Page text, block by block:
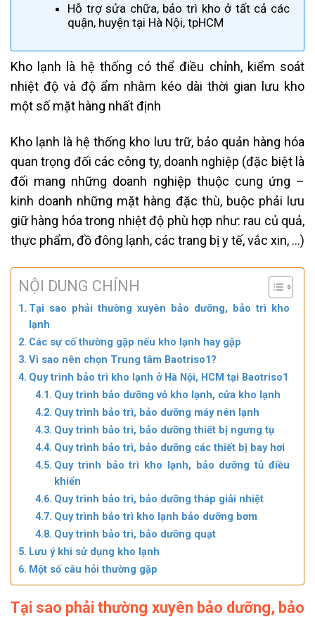
Hỗ trợ sửa chữa, bảo trì kho ở tất cả các
quận, huyện tại Hà Nội, tpHCM
Kho lạnh là hệ thống có thể điều chỉnh, kiểm soát
nhiệt độ và độ ẩm nhằm kéo dài thời gian lưu kho
một số mặt hàng nhất định
Kho lạnh là hệ thống kho lưu trữ, bảo quản hàng hóa
quan trọng đối các công ty, doanh nghiệp (đặc biệt là
đối mang những doanh nghiệp thuộc cung ứng –
kinh doanh những mặt hàng đặc thù, buộc phải lưu
giữ hàng hóa trong nhiệt độ phù hợp như: rau củ quả,
thực phẩm, đồ đông lạnh, các trang bị y tế, vắc xin, …)
NỘI DUNG CHÍNH
Tại sao phải thường xuyên bảo dưỡng, bảo trì kho
lạnh
Các sự cố thường gặp nếu kho lạnh hay gặp
Vì sao nên chọn Trung tâm Baotriso1?
Quy trình bảo trì kho lạnh ở Hà Nội, HCM tại Baotriso1
Quy trình bảo dưỡng vỏ kho lạnh, cửa kho lạnh
Quy trình bảo trì, bảo dưỡng máy nén lạnh
Quy trình bảo trì, bảo dưỡng thiết bị ngưng tụ
Quy trình bảo trì, bảo dưỡng các thiết bị bay hơi
Quy trình bảo trì kho lạnh, bảo dưỡng tủ điều
khiển
Quy trình bảo trì, bảo dưỡng tháp giải nhiệt
Quy trình bảo trì kho lạnh bảo dưỡng bơm
Quy trình bảo trì, bảo dưỡng quạt
Lưu ý khi sử dụng kho lạnh
Một số câu hỏi thường gặp
Tại sao phải thường xuyên bảo dưỡng, bảo